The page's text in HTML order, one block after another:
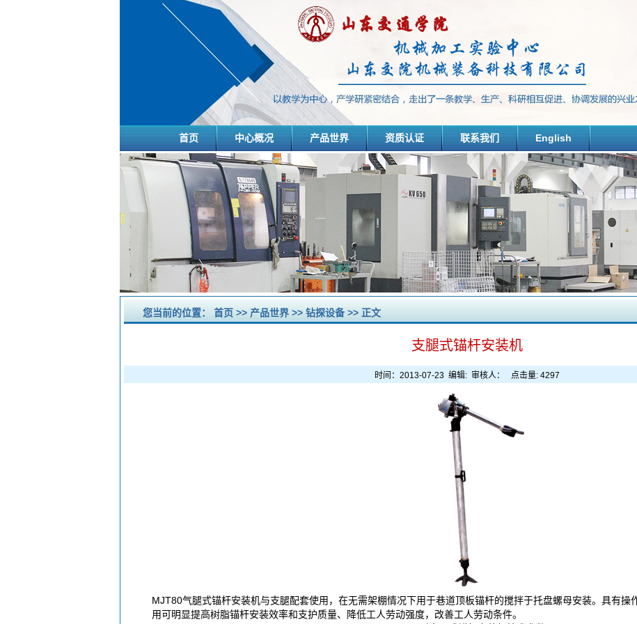
首页 中心概况 产品世界 资质认证 联系我们 English
您当前的位置： 首页 >> 产品世界 >> 钻探设备>> 正文
支腿式锚杆安装机
时间：2013-07-23 编辑: 审核人： 点击量: 4297
MJT80气腿式锚杆安装机与支腿配套使用，在无需架棚情况下用于巷道顶板锚杆的搅拌于托盘螺母安装。具有操
用可明显提高树脂锚杆安装效率和支护质量、降低工人劳动强度，改善工人劳动条件。